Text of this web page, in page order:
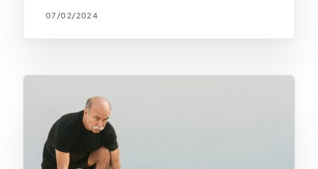
07/02/2024